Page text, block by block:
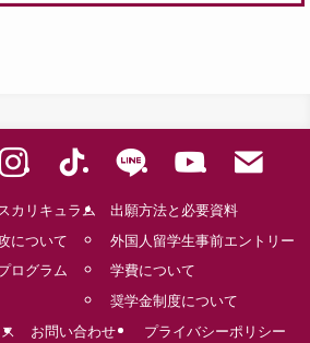
カリキュラム
について
ログラム
出願方法と必要資料
外国人留学生事前エントリー
学費について
奨学金制度について
お問い合わせ プライバシーポリシー